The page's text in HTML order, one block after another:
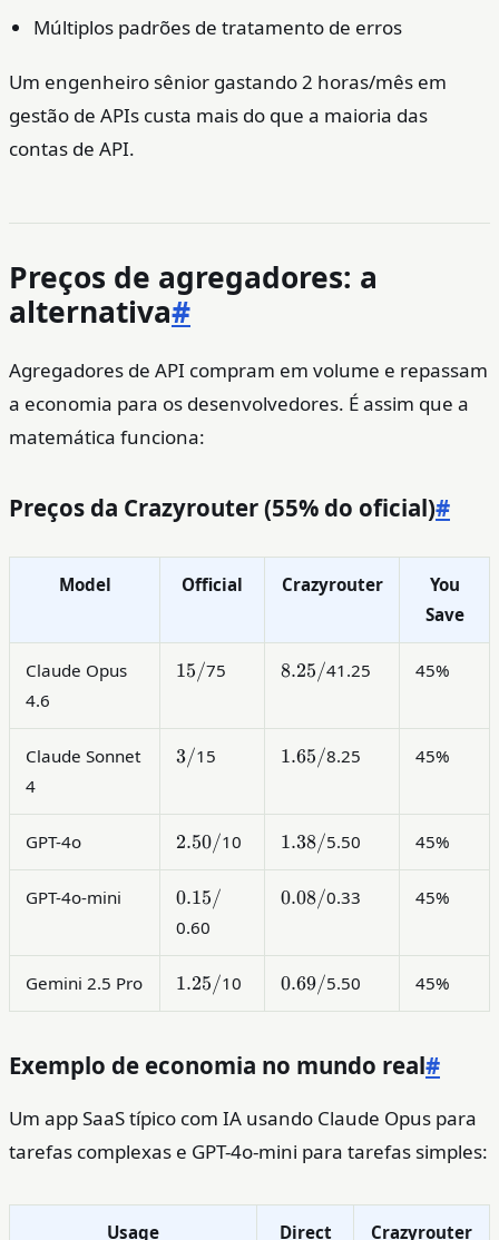
Múltiplos padrões de tratamento de erros
Um engenheiro sênior gastando 2 horas/mês em
gestão de APIs custa mais do que a maioria das
contas de API.
Preços de agregadores: a
alternativa#
Agregadores de API compram em volume e repassam
a economia para os desenvolvedores. É assim que a
matemática funciona:
Preços da Crazyrouter (55% do oficial)#
Model Official Crazyrouter
You
Save
Claude Opus
4.6
15
15/75
8.25
8.25/41.25 45%
Claude Sonnet
4
3
3/15
1.65
1.65/8.25 45%
GPT-4o
2.50
/
2.50/10
1.38
/
1.38/5.50 45%
GPT-4o-mini
0.15
/
0.15/
0.60
0.08
0.08/0.33 45%
Gemini 2.5 Pro
1.25
/
1.25/10
0.69
/
0.69/5.50 45%
Exemplo de economia no mundo real#
Um app SaaS típico com IA usando Claude Opus para
tarefas complexas e GPT-4o-mini para tarefas simples:
Usage Direct Crazyrouter